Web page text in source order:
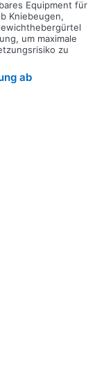
Equipment für
Kniebeugen,
um maximale
zu
ab